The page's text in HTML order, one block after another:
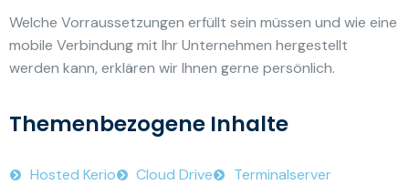
Welche Vorraussetzungen erfüllt sein müssen und wie eine
mobile Verbindung mit Ihr Unternehmen hergestellt
werden kann, erklären wir Ihnen gerne persönlich.
Themenbezogene Inhalte
Hosted Kerio Cloud Drive Terminalserver